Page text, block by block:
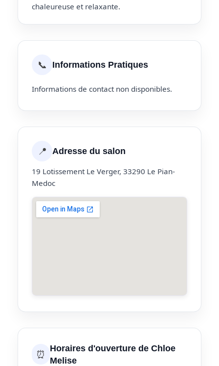
chaleureuse et relaxante.
📞 Informations Pratiques
Informations de contact non disponibles.
📍 Adresse du salon
19 Lotissement Le Verger, 33290 Le Pian-
Medoc
⏰
Horaires d'ouverture de Chloe
Melise